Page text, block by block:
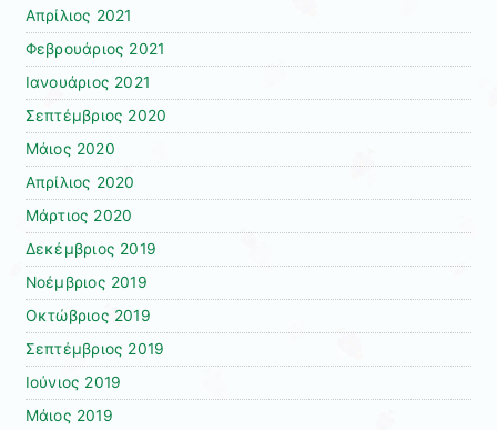
Απρίλιος 2021
Φεβρουάριος 2021
Ιανουάριος 2021
Σεπτέμβριος 2020
Μάιος 2020
Απρίλιος 2020
Μάρτιος 2020
Δεκέμβριος 2019
Νοέμβριος 2019
Οκτώβριος 2019
Σεπτέμβριος 2019
Ιούνιος 2019
Μάιος 2019